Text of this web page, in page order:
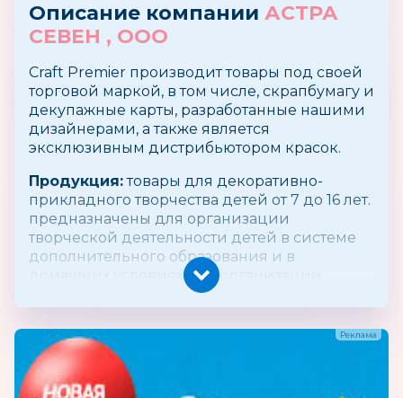
Описание компании АСТРА
СЕВЕН , ООО
Craft Premier производит товары под своей
торговой маркой, в том числе, скрапбумагу и
декупажные карты, разработанные нашими
дизайнерами, а также является
эксклюзивным дистрибьютором красок.
Продукция:товары для декоративно-
прикладного творчества детей от 7 до 16 лет.
предназначены для организации
творческой деятельности детей в системе
дополнительного образования и в
домашних условиях для организации
досуговой деятельности:(материалы и
инструменты для росписи по стеклу и
керамике), товары для организации
занятий по творческому воспитанию детей
в системе допобразования и в домашних
условиях для организации досуговой